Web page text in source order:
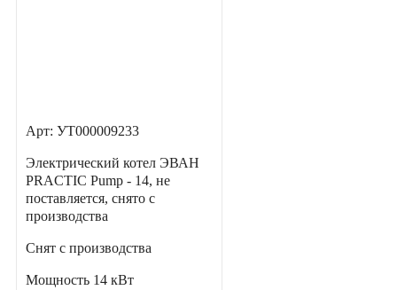
Арт: УТ000009233
Электрический котел ЭВАН
PRACTIC Pump - 14, не
поставляется, снято с
производства
Снят с производства
Мощность 14 кВт